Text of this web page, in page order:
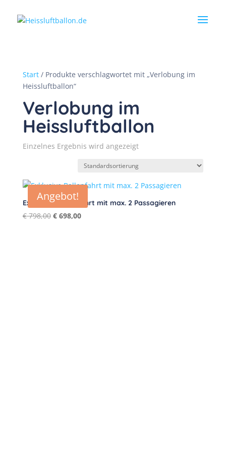
Start/ Produkte verschlagwortet mit „Verlobung im
Heissluftballon“
Verlobung im
Heissluftballon
Einzelnes Ergebnis wird angezeigt
Angebot!
Exklusive Ballonfahrt mit max. 2 Passagieren
€798,00 Ursprünglicher
€698,00Aktueller